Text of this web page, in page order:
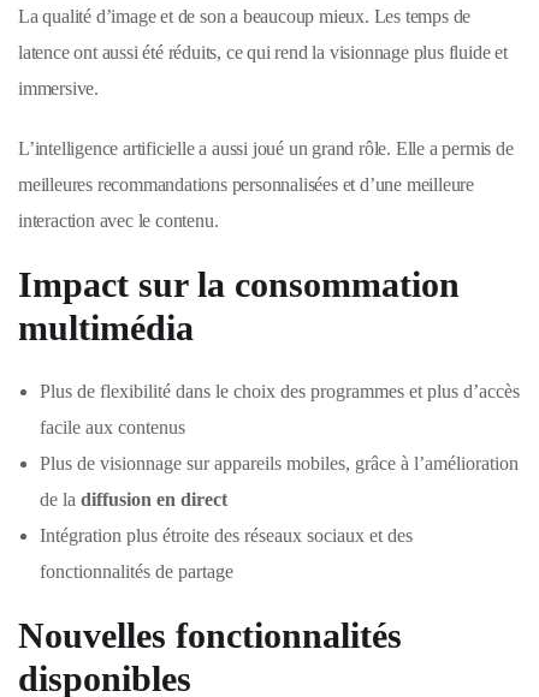
La qualité d’image et de son a beaucoup mieux. Les temps de
latence ont aussi été réduits, ce qui rend la visionnage plus fluide et
immersive.
L’intelligence artificielle a aussi joué un grand rôle. Elle a permis de
meilleures recommandations personnalisées et d’une meilleure
interaction avec le contenu.
Impact sur la consommation
multimédia
Plus de flexibilité dans le choix des programmes et plus d’accès
facile aux contenus
Plus de visionnage sur appareils mobiles, grâce à l’amélioration
de la diffusion en direct
Intégration plus étroite des réseaux sociaux et des
fonctionnalités de partage
Nouvelles fonctionnalités
disponibles